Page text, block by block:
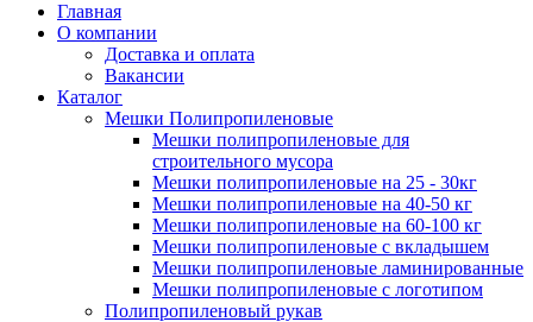
Главная
О компании
Доставка и оплата
Вакансии
Каталог
Мешки Полипропиленовые
Мешки полипропиленовые для
строительного мусора
Мешки полипропиленовые на 25 - 30кг
Мешки полипропиленовые на 40-50 кг
Мешки полипропиленовые на 60-100 кг
Мешки полипропиленовые с вкладышем
Мешки полипропиленовые ламинированные
Мешки полипропиленовые с логотипом
Полипропиленовый рукав